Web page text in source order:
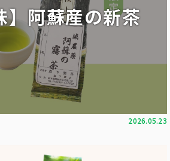
】阿蘇産の新茶
2026.05.23